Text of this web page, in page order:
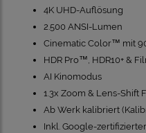
4K UHD-Auflösung
2.500 ANSI-Lumen
Cinematic Color™ mit
HDR Pro™, HDR10+ &
AI Kinomodus
1.3x Zoom & Lens-Shift
Ab Werk kalibriert
Inkl. Google-